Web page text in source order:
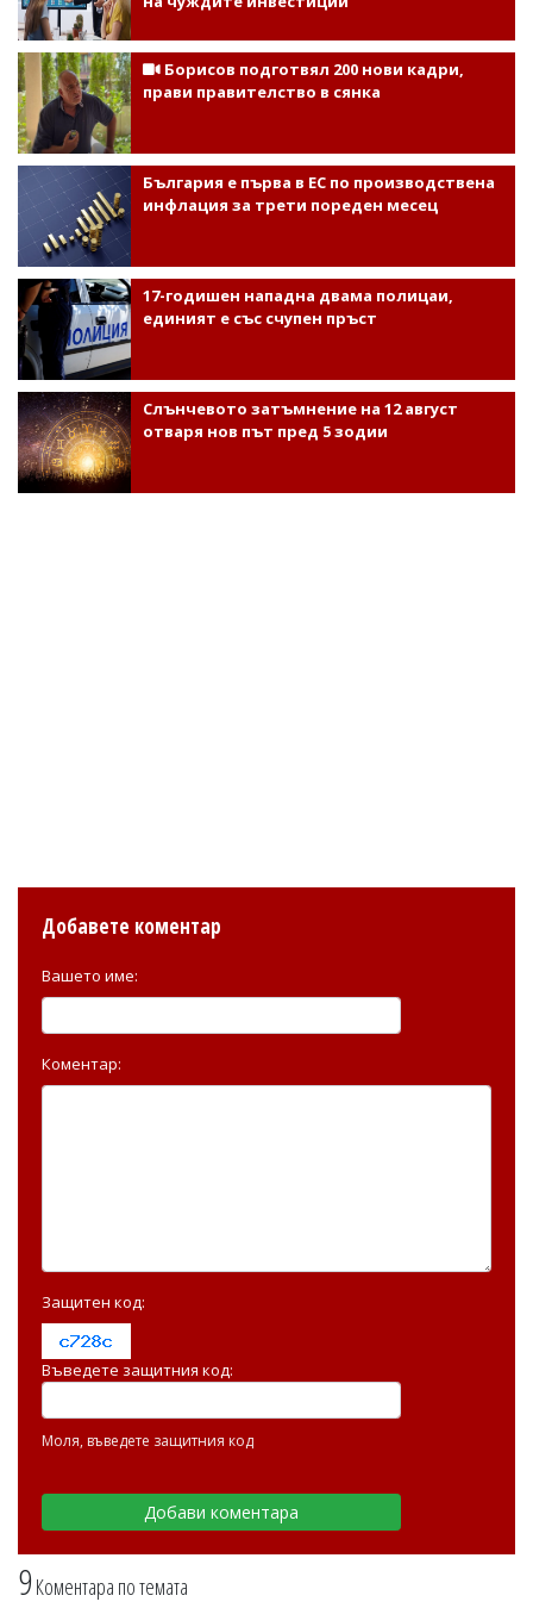
Борисов подготвял 200 нови кадри,
прави правителство в сянка
България е първа в ЕС по производствена
инфлация за трети пореден месец
17-годишен нападна двама полицаи,
единият е със счупен пръст
Слънчевото затъмнение на 12 август
отваря нов път пред 5 зодии
9Коментара по темата
Добавете коментар
Вашето име:
Коментар:
Защитен код:
Въведете защитния код:
Моля, въведете защитния код